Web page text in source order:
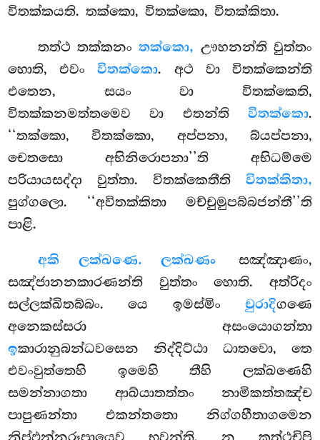
විතක්කයති. තක්කො, විතක්කො, විතක්කිතා.
තත්ථ තක්කනංතක්කො, ඌහනන්ති වුත්තං
හොති, එවංවිතක්කො. අථ වා විතක්කෙන්ති
එතෙන, සයං වා විතක්කෙති,
විතක්කනමත්තමෙව වා එතන්ති විතක්කො.
‘‘තක්කො, විතක්කො, අප්පනා, බ්යප්පනා,
චෙතසො අභිනිරොපනා’’ති අභිධම්මෙ
පරියායසද්දා වුත්තා. විතක්කෙතීති විතක්කිතා,
පුග්ගලො. ‘‘අවිතක්කිතා මච්චුමුපබ්බජන්තී’’ති
පාළි.
අකි ලක්ඛණෙ. ලක්ඛණං සඤ්ඤාණං,
සඤ්ජානනකාරණන්ති වුත්තං හොති. අත්රිදං
සල්ලක්ඛිතබ්බං. යෙ ඉමස්මිං චුරාදිගණෙ
අනෙකස්සරා අසංයොගන්තා
ඉකාරානුබන්ධවසෙන නිද්දිට්ඨා ධාතවො, තෙ
එවංවුත්තෙහි ඉමෙහි තීහි ලක්ඛණෙහි
සමන්නාගතා ආඛ්යාතත්තං නාමිකත්තඤ්ච
පාපුණන්තා එකන්තතො නිග්ගහීතාගමෙන